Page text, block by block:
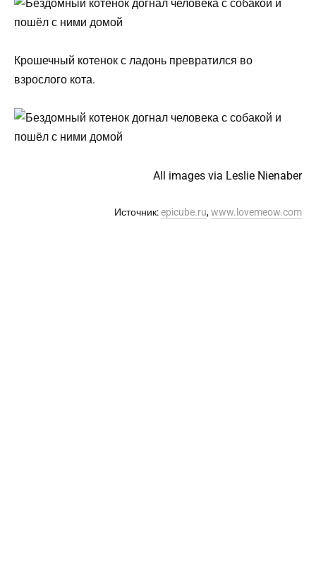
Крошечный котенок с ладонь превратился во
взрослого кота.
All images via Leslie Nienaber
Источник:epicube.ru,www.lovemeow.com